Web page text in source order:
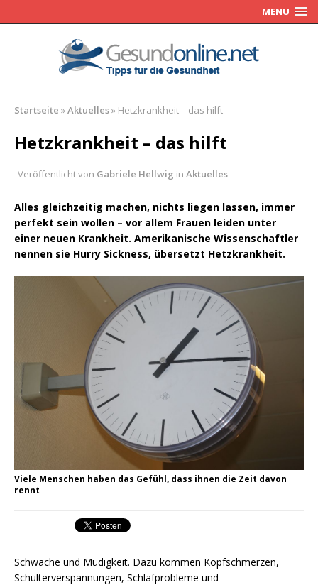
MENU
Startseite »Aktuelles» Hetzkrankheit – das hilft
Hetzkrankheit – das hilft
Veröffentlicht von Gabriele Hellwig in Aktuelles
Alles gleichzeitig machen, nichts liegen lassen, immer
perfekt sein wollen – vor allem Frauen leiden unter
einer neuen Krankheit. Amerikanische Wissenschaftler
nennen sie Hurry Sickness, übersetzt Hetzkrankheit.
Viele Menschen haben das Gefühl, dass ihnen die Zeit davon
rennt
Schwäche und Müdigkeit. Dazu kommen Kopfschmerzen,
Schulterverspannungen, Schlafprobleme und